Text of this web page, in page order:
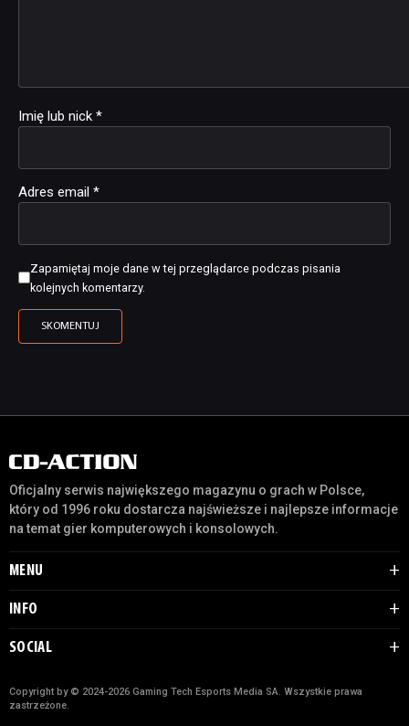
Imię lub nick *
Adres email *
Zapamiętaj moje dane w tej przeglądarce podczas pisania
kolejnych komentarzy.
Oficjalny serwis największego magazynu o grach w Polsce,
który od 1996 roku dostarcza najświeższe i najlepsze informacje
na temat gier komputerowych i konsolowych.
MENU
INFO
SOCIAL
Copyright by © 2024-2026 Gaming Tech Esports Media SA. Wszystkie prawa
zastrzeżone.